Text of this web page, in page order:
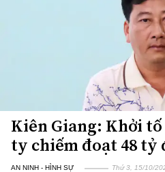
Kiên Giang: Khởi
ty chiếm đoạt 48 tỷ
AN NINH - HÌNH SỰ Thứ 3, 15/10/